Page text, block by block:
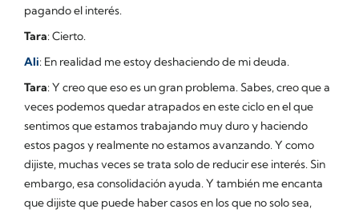
pagando el interés.
Tara: Cierto.
Ali: En realidad me estoy deshaciendo de mi deuda.
Tara: Y creo que eso es un gran problema. Sabes, creo que a
veces podemos quedar atrapados en este ciclo en el que
sentimos que estamos trabajando muy duro y haciendo
estos pagos y realmente no estamos avanzando. Y como
dijiste, muchas veces se trata solo de reducir ese interés. Sin
embargo, esa consolidación ayuda. Y también me encanta
que dijiste que puede haber casos en los que no solo sea,